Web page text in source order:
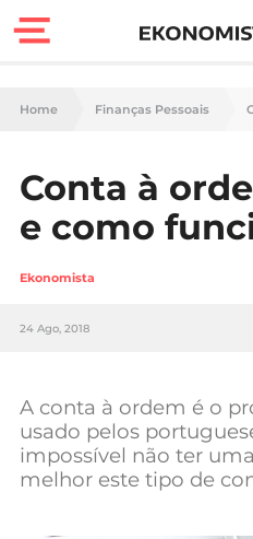
Finanças
Carreira
Tecnologia
Negócios
Home Finanças Pessoais
Conta à
e como
Ekonomista
24 Ago, 2018
A conta à ordem é o
usado pelos
impossível não ter
melhor este tipo de